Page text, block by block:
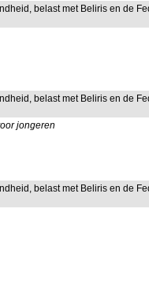
belast met Beliris en de
belast met Beliris en de
jongeren
belast met Beliris en de